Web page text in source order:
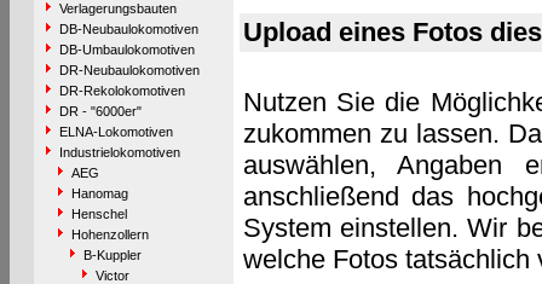
Verlagerungsbauten
DB-Neubaulokomotiven
DB-Umbaulokomotiven
DR-Neubaulokomotiven
DR-Rekolokomotiven
DR - "6000er"
ELNA-Lokomotiven
Industrielokomotiven
AEG
Hanomag
Henschel
Hohenzollern
B-Kuppler
Victor
Upload eines Fotos
Nutzen Sie die
zukommen zu lassen.
auswählen, Angaben
anschließend das
System einstellen. Wir
welche Fotos tatsächlich